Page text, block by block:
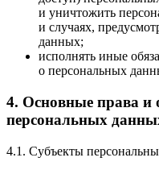
и уничтожить
и случаях,
данных;
исполнять иные
о персональных
4. Основные права и
персональных
4.1. Субъекты